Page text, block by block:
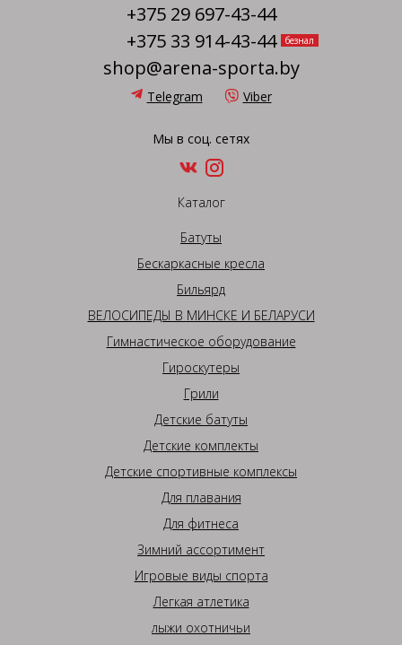
+375 29 697-43-44
+375 33 914-43-44
безнал
shop@arena-sporta.by
Telegram Viber
Мы в соц. сетях
Каталог
Батуты
Бескаркасные кресла
Бильярд
ВЕЛОСИПЕДЫ В МИНСКЕ И БЕЛАРУСИ
Гимнастическое оборудование
Гироскутеры
Грили
Детские батуты
Детские комплекты
Детские спортивные комплексы
Для плавания
Для фитнеса
Зимний ассортимент
Игровые виды спорта
Легкая атлетика
лыжи охотничьи